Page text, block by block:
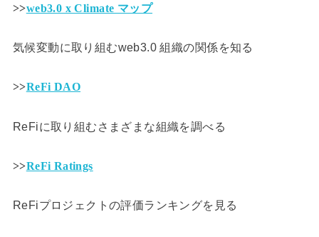
>>web3.0 x Climate マップ
気候変動に取り組むweb3.0 組織の関係を知る
>>ReFi DAO
ReFiに取り組むさまざまな組織を調べる
>>ReFi Ratings
ReFiプロジェクトの評価ランキングを見る